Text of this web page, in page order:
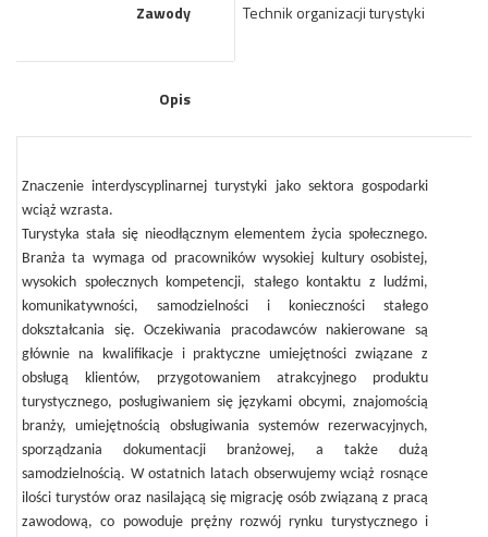
Zawody Technik organizacji turystyki
Opis
Znaczenie interdyscyplinarnej turystyki jako sektora gospodarki
wciąż wzrasta.
Turystyka stała się nieodłącznym elementem życia społecznego.
Branża ta wymaga od pracowników wysokiej kultury osobistej,
wysokich społecznych kompetencji, stałego kontaktu z ludźmi,
komunikatywności, samodzielności i konieczności stałego
dokształcania się. Oczekiwania pracodawców nakierowane są
głównie na kwalifikacje i praktyczne umiejętności związane z
obsługą klientów, przygotowaniem atrakcyjnego produktu
turystycznego, posługiwaniem się językami obcymi, znajomością
branży, umiejętnością obsługiwania systemów rezerwacyjnych,
sporządzania dokumentacji branżowej, a także dużą
samodzielnością. W ostatnich latach obserwujemy wciąż rosnące
ilości turystów oraz nasilającą się migrację osób związaną z pracą
zawodową, co powoduje prężny rozwój rynku turystycznego i